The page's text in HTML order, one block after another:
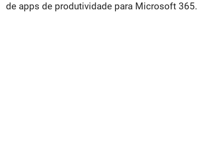
de apps de produtividade para Microsoft 365.